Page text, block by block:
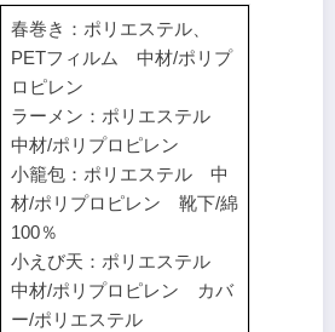
春巻き：ポリエステル、
PETフィルム 中材/ポリプ
ロピレン
ラーメン：ポリエステル
中材/ポリプロピレン
小籠包：ポリエステル 中
材/ポリプロピレン 靴下/綿
100％
小えび天：ポリエステル
中材/ポリプロピレン カバ
ー/ポリエステル